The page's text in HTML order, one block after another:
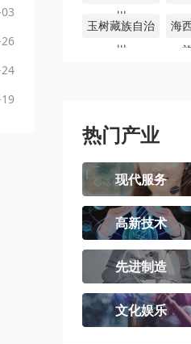
州
玉树藏族自治
州
海
热门产业
现代服务
高新技术
先进制造
文化娱乐